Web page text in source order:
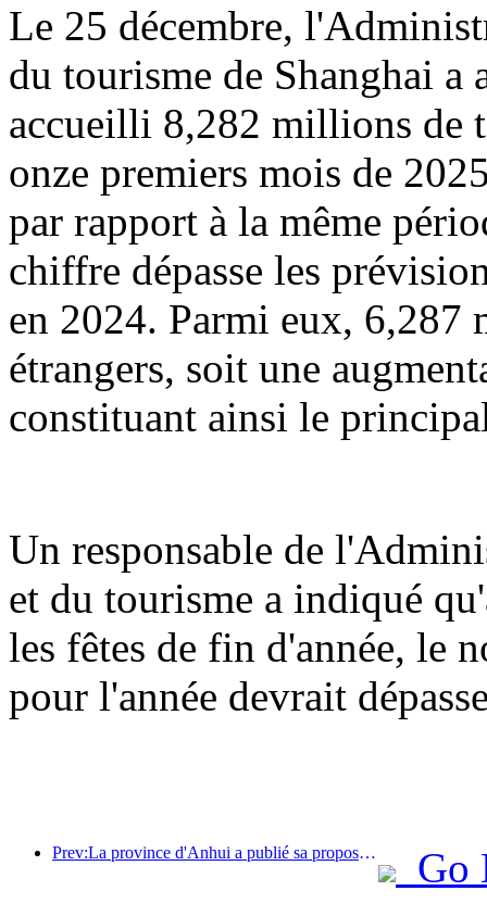
Le 25 décembre,
du tourisme de Shanghai
accueilli 8,282 millions de
onze premiers mois de
par rapport à la même
chiffre dépasse les
en 2024. Parmi eux, 6,287
étrangers, soit une
constituant ainsi le
Un responsable de
et du tourisme a indiqué
les fêtes de fin d'année, le
pour l'année devrait
Prev:La province d'Anhui a publié sa proposition de « 15e plan quinquennal », visant à faire du tourisme culturel un secteur pilier.
Go